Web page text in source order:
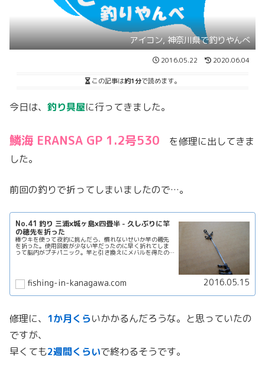
アイコン, 神奈川県で釣りやんべ
2016.05.22 2020.06.04
この記事は約1分で読めます。
今日は、 釣り具屋に行ってきました。
鱗海 ERANSA GP 1.2号530 を修理に出してきま
した。
前回の釣りで折ってしまいましたので…。
No.41 釣り 三浦×城ヶ島×四畳半 - 久しぶりに竿
の穂先を折った
棒ウキを使って夜釣に挑んだら、慣れないせいか竿の穂先
を折った。使用回数が少ない竿だったのに早く折れてしま
って脳内がプチパニック。竿と引き換えにメバルを得たの
fishing-in-kanagawa.com 2016.05.15
修理に、 1か月くらいかかるんだろうな。と思っていたの
ですが、
早くても2週間くらいで終わるそうです。